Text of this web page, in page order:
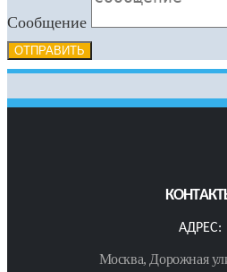
Сообщение
ОТПРАВИТЬ
АДРЕС:
Москва, Дорожная